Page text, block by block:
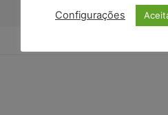
Configurações